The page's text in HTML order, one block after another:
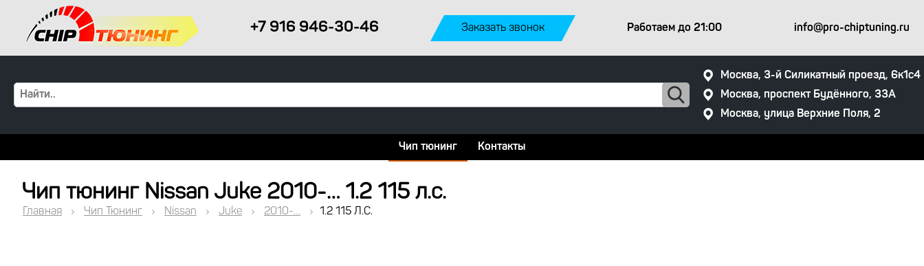
+7 916 946-30-46 Заказать звонок Работаем до 21:00 info@pro-chiptuning.ru
Москва, 3-й Силикатный проезд, 6к1с4
Москва, проспект Будённого, 33А
Москва, улица Верхние Поля, 2
Чип тюнинг Контакты
Чип тюнинг Nissan Juke 2010-… 1.2 115 л.с.
Главная Чип Тюнинг Nissan Juke 2010-… 1.2 115 Л.с.